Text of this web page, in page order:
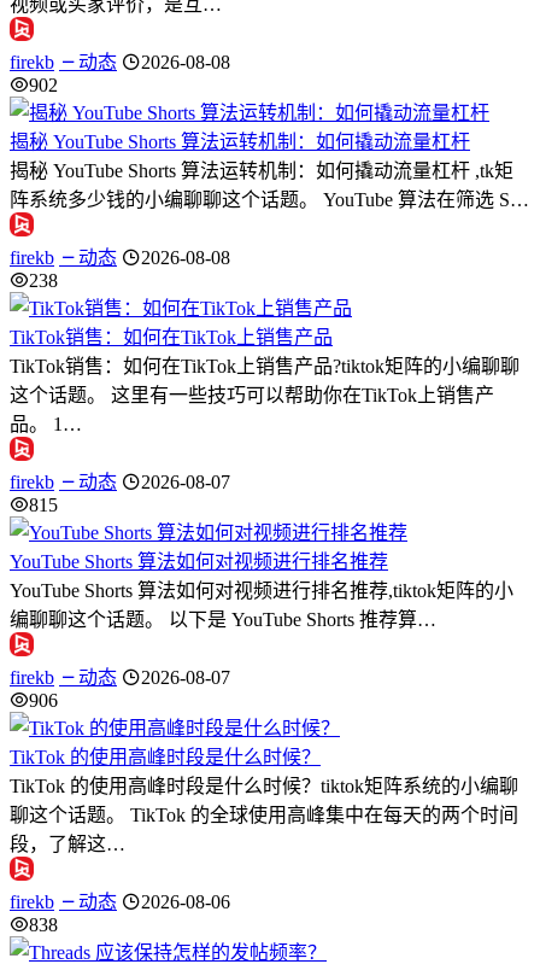
视频或买家评价，是互…
firekb 动态
2026-08-08
902
揭秘 YouTube Shorts 算法运转机制：如何撬动流量杠杆
揭秘 YouTube Shorts 算法运转机制：如何撬动流量杠杆 ,tk矩
阵系统多少钱的小编聊聊这个话题。 YouTube 算法在筛选 S…
firekb 动态
2026-08-08
238
TikTok销售：如何在TikTok上销售产品
TikTok销售：如何在TikTok上销售产品?tiktok矩阵的小编聊聊
这个话题。 这里有一些技巧可以帮助你在TikTok上销售产
品。 1…
firekb 动态
2026-08-07
815
YouTube Shorts 算法如何对视频进行排名推荐
YouTube Shorts 算法如何对视频进行排名推荐,tiktok矩阵的小
编聊聊这个话题。 以下是 YouTube Shorts 推荐算…
firekb 动态
2026-08-07
906
TikTok 的使用高峰时段是什么时候？
TikTok 的使用高峰时段是什么时候？tiktok矩阵系统的小编聊
聊这个话题。 TikTok 的全球使用高峰集中在每天的两个时间
段，了解这…
firekb 动态
2026-08-06
838